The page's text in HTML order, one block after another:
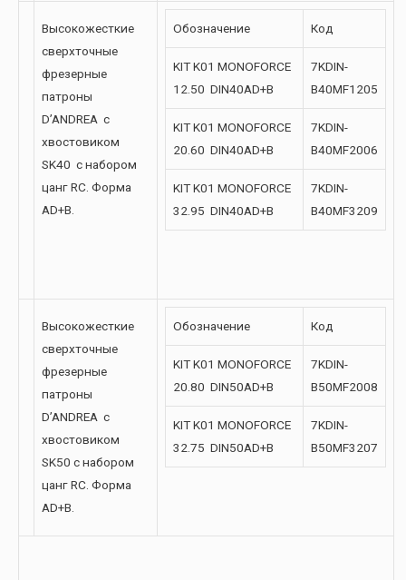
Высокожесткие
сверхточные
фрезерные
патроны
D’ANDREA с
хвостовиком
SK40 с набором
цанг RC. Форма
AD+B.
Обозначение Код
KIT K01 MONOFORCE
12.50 DIN40AD+B
7KDIN-
B40MF1205
KIT K01 MONOFORCE
20.60 DIN40AD+B
7KDIN-
B40MF2006
KIT K01 MONOFORCE
32.95 DIN40AD+B
7KDIN-
B40MF3209
Высокожесткие
сверхточные
фрезерные
патроны
D’ANDREA с
хвостовиком
SK50 с набором
цанг RC. Форма
AD+B.
Обозначение Код
KIT K01 MONOFORCE
20.80 DIN50AD+B
7KDIN-
B50MF2008
KIT K01 MONOFORCE
32.75 DIN50AD+B
7KDIN-
B50MF3207